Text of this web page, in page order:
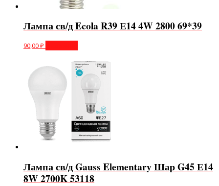
Лампа св/д Ecola R39 Е14 4W 2800 69*39
90,00₽
Лампа св/д Gauss Elementary Шар G45 Е14
8W 2700K 53118